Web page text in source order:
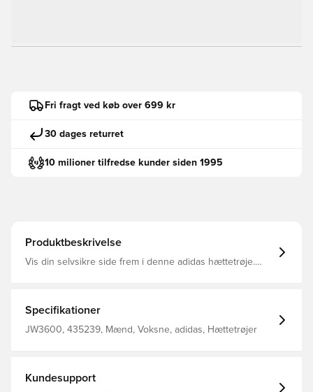
Fri fragt ved køb over 699 kr
30 dages returret
10 milioner tilfredse kunder siden 1995
Produktbeskrivelse
Vis din selvsikre side frem i denne adidas hættetrøje.
Oversize pasform Pullover-stil Hovedmateriale: 53%
Bomuld / 47% Polyester(100% Genbrugs)
Specifikationer
JW3600, 435239, Mænd, Voksne, adidas, Hættetrøjer
Kundesupport